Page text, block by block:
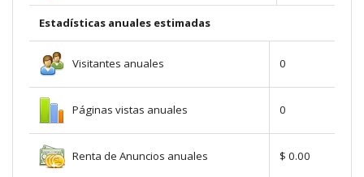
Estadísticas anuales estimadas
Visitantes anuales 0
Páginas vistas anuales 0
Renta de Anuncios anuales $ 0.00